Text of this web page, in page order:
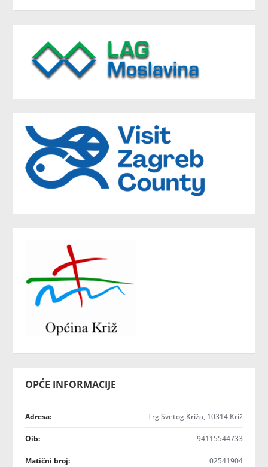
OPĆE INFORMACIJE
Adresa: Trg Svetog Križa, 10314 Križ
Oib: 94115544733
Matični broj: 02541904